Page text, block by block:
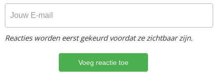
Reacties worden eerst gekeurd voordat ze zichtbaar zijn.